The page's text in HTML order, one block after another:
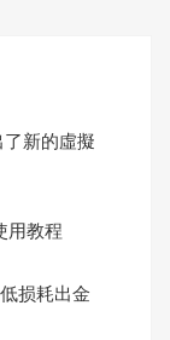
新的虛擬
用教程
损耗出金